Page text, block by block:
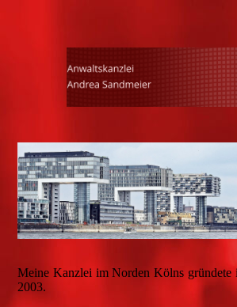
Meine Kanzlei im Norden Kölns gründete
2003.